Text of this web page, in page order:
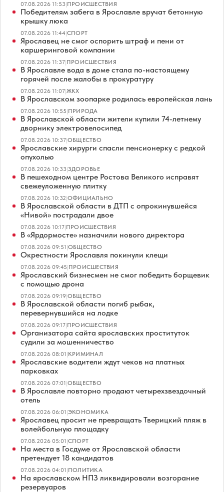
07.08.2026 11:53|ПРОИСШЕСТВИЯ
Победителям забега в Ярославле вручат бетонную
крышку люка
07.08.2026 11:44|СПОРТ
Ярославец не смог оспорить штраф и пени от
каршеринговой компании
07.08.2026 11:37|ПРОИСШЕСТВИЯ
В Ярославле вода в доме стала по-настоящему
горячей после жалобы в прокуратуру
07.08.2026 11:07|ЖКХ
В Ярославском зоопарке родилась европейская лань
07.08.2026 10:55|ПРИРОДА
В Ярославской области жители купили 74-летнему
дворнику электровелосипед
07.08.2026 10:37|ОБЩЕСТВО
Ярославские хирурги спасли пенсионерку с редкой
опухолью
07.08.2026 10:33|ЗДОРОВЬЕ
В пешеходном центре Ростова Великого исправят
свежеуложенную плитку
07.08.2026 10:32|ОФИЦИАЛЬНО
В Ярославской области в ДТП с опрокинувшейся
«Нивой» пострадали двое
07.08.2026 10:17|ПРОИСШЕСТВИЯ
В «Ярдормосте» назначили нового директора
07.08.2026 09:51|ОБЩЕСТВО
Окрестности Ярославля покинули клещи
07.08.2026 09:45|ПРОИСШЕСТВИЯ
Ярославский бизнесмен не смог победить борщевик
с помощью дрона
07.08.2026 09:19|ОБЩЕСТВО
В Ярославской области погиб рыбак,
перевернувшийся на лодке
07.08.2026 09:17|ПРОИСШЕСТВИЯ
Организатора сайта ярославских проституток
судили за мошенничество
07.08.2026 08:01|КРИМИНАЛ
Ярославские водители ждут чеков на платных
парковках
07.08.2026 07:01|ОБЩЕСТВО
В Ярославле повторно продают четырехзвездочный
отель
07.08.2026 06:01|ЭКОНОМИКА
Ярославец просит не превращать Тверицкий пляж в
волейбольную площадку
07.08.2026 05:01|СПОРТ
На места в Госдуме от Ярославской области
претендует 18 кандидатов
07.08.2026 04:01|ПОЛИТИКА
На ярославском НПЗ ликвидировали возгорание
резервуаров